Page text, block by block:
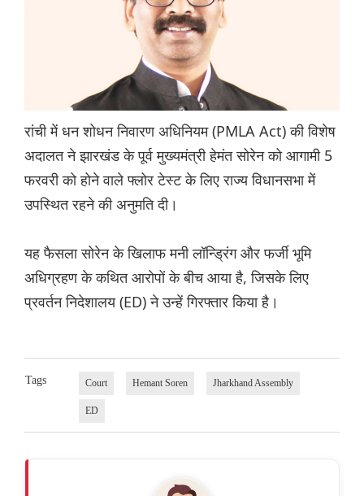
रांची में धन शोधन निवारण अधिनियम (PMLA Act) की विशेष
अदालत ने झारखंड के पूर्व मुख्यमंत्री हेमंत सोरेन को आगामी 5
फरवरी को होने वाले फ्लोर टेस्ट के लिए राज्य विधानसभा में
उपस्थित रहने की अनुमति दी।
यह फैसला सोरेन के खिलाफ मनी लॉन्ड्रिंग और फर्जी भूमि
अधिग्रहण के कथित आरोपों के बीच आया है, जिसके लिए
प्रवर्तन निदेशालय (ED) ने उन्हें गिरफ्तार किया है।
Tags Court Hemant Soren Jharkhand Assembly
ED